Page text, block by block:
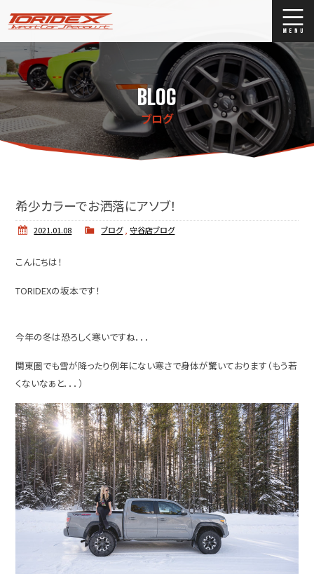
ブログ
Stock list
ストックリスト
買取
BLOG
ブログ
希少カラーでお洒落にアソブ！
2021.01.08 ブログ,守谷店ブログ
こんにちは！
TORIDEXの坂本です！
今年の冬は恐ろしく寒いですね．．．
関東圏でも雪が降ったり例年にない寒さで身体が驚いております（もう若
くないなぁと．．．）